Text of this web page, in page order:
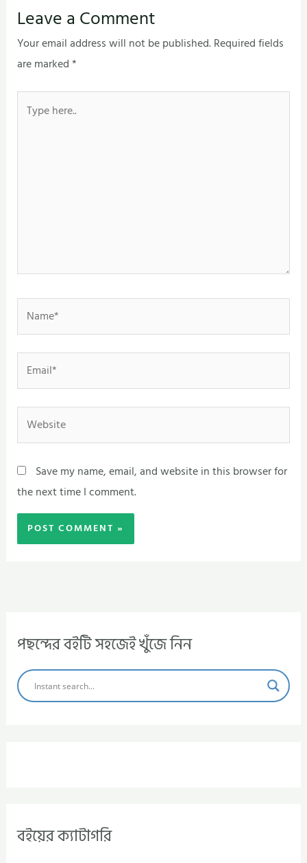
Leave a Comment
Your email address will not be published.Required fields
are marked*
here..
Name*
Email*
Website
Save my name, email, and website in this browser for
the next time I comment.
পছন্দের বইটি সহজেই খুঁজে নিন
বইয়ের ক্যাটাগরি